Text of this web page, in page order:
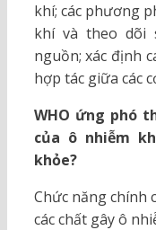
khí; các phương
khí và theo dõi
nguồn; xác định
hợp tác giữa các
WHO ứng phó
của ô nhiễm
khỏe?
Chức năng chính
các chất gây ô